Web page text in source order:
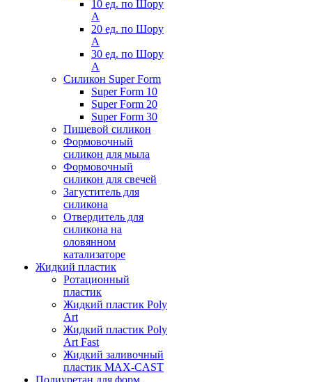
10 ед. по Шору
А
20 ед. по Шору
А
30 ед. по Шору
А
Силикон Super Form
Super Form 10
Super Form 20
Super Form 30
Пищевой силикон
Формовочный
силикон для мыла
Формовочный
силикон для свечей
Загуститель для
силикона
Отвердитель для
силикона на
оловянном
катализаторе
Жидкий пластик
Ротационный
пластик
Жидкий пластик Poly
Art
Жидкий пластик Poly
Art Fast
Жидкий заливочный
пластик MAX-CAST
Полиуретан для форм